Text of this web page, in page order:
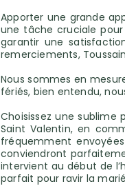
Apporter une grande
une tâche cruciale
garantir une
remerciements,
Nous sommes en
fériés, bien entendu,
Choisissez une
Saint Valentin, en
fréquemment
conviendront
intervient au début de
parfait pour ravir la